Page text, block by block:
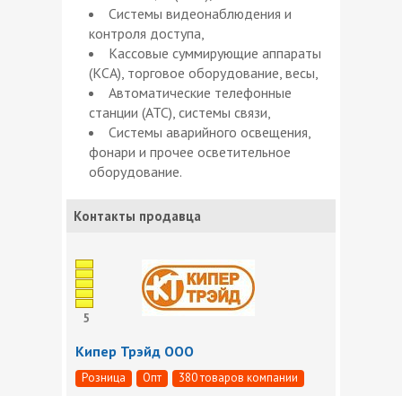
Системы видеонаблюдения и
контроля доступа,
Кассовые суммирующие аппараты
(КСА), торговое оборудование, весы,
Автоматические телефонные
станции (АТС), системы связи,
Системы аварийного освещения,
фонари и прочее осветительное
оборудование.
Контакты продавца
5
Кипер Трэйд ООО
Розница Опт 380 товаров компании